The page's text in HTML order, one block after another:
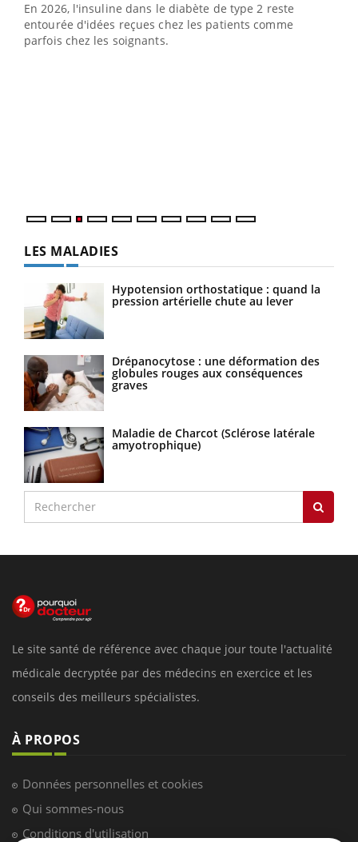
En 2026, l'insuline dans le diabète de type 2 reste
entourée d'idées reçues chez les patients comme
parfois chez les soignants.
LES MALADIES
Hypotension orthostatique : quand la
pression artérielle chute au lever
Drépanocytose : une déformation des
globules rouges aux conséquences
graves
Maladie de Charcot (Sclérose latérale
amyotrophique)
Le site santé de référence avec chaque jour toute l'actualité
médicale decryptée par des médecins en exercice et les
conseils des meilleurs spécialistes.
À PROPOS
Données personnelles et cookies
Qui sommes-nous
Conditions d'utilisation